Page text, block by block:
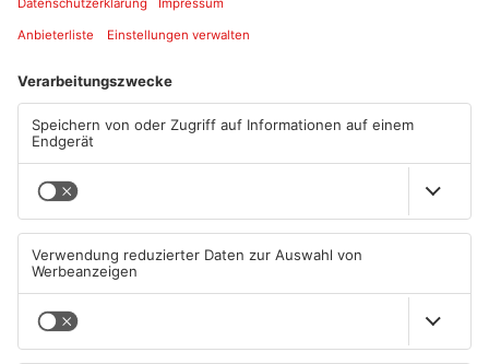
Mehr aus
Primaveraland
Müll wird in Kreisen
Aschaffenburg und
Miltenberg früher abgeholt
erhebliche Mängel auf